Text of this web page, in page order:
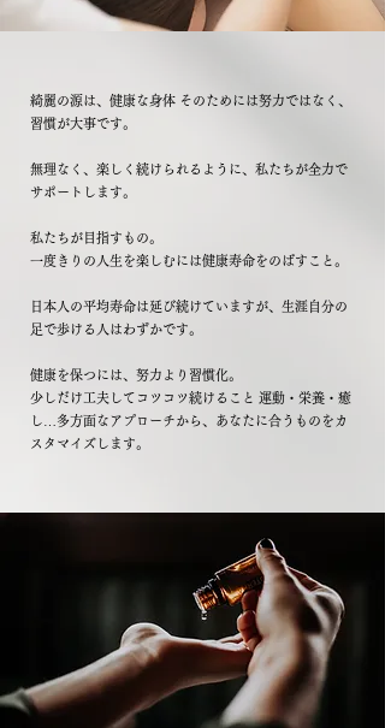
綺麗の源は、健康な身体 そのためには努力ではなく、
習慣が大事です。
無理なく、楽しく続けられるように、私たちが全力で
サポートします。
私たちが目指すもの。
一度きりの人生を楽しむには健康寿命をのばすこと。
日本人の平均寿命は延び続けていますが、生涯自分の
足で歩ける人はわずかです。
健康を保つには、努力より習慣化。
少しだけ工夫してコツコツ続けること 運動・栄養・癒
し…多方面なアプローチから、あなたに合うものをカ
スタマイズします。